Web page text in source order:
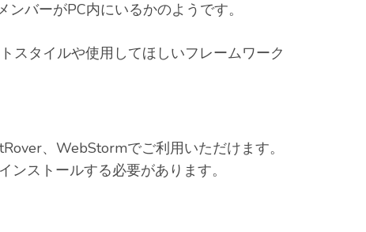
バーがPC内にいるかのようです。
スタイルや使用してほしいフレームワーク
、WebStormでご利用いただけます。
ストールする必要があります。